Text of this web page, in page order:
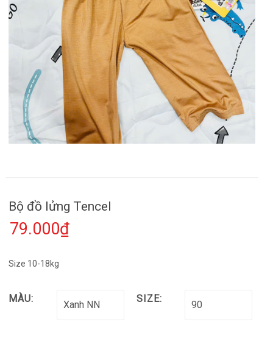
Bộ đồ lửng Tencel
79.000₫
Size 10-18kg
MÀU: SIZE: